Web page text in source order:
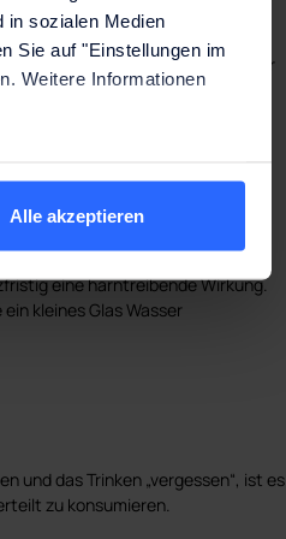
in sozialen Medien
Sie auf "Einstellungen im
Weitere Informationen
Alle akzeptieren
innerhalb einer Sekunde wieder
ausgehen. Bei
und stark verdünnte
eine harntreibende Wirkung.
kleines Glas Wasser
und das Trinken „vergessen“, ist es
zu konsumieren.